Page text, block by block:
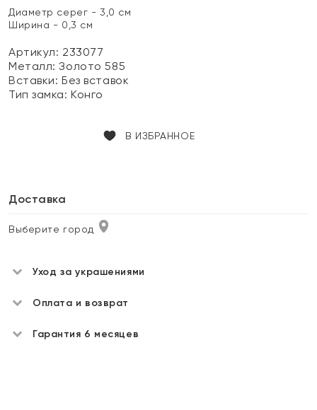
Диаметр серег - 3,0 см
Ширина - 0,3 см
Артикул: 233077
Металл:Золото 585
Вставки:Без вставок
Тип замка:Конго
В ИЗБРАННОЕ
Доставка
Выберите город
Уход за украшениями
Оплата и возврат
Гарантия 6 месяцев